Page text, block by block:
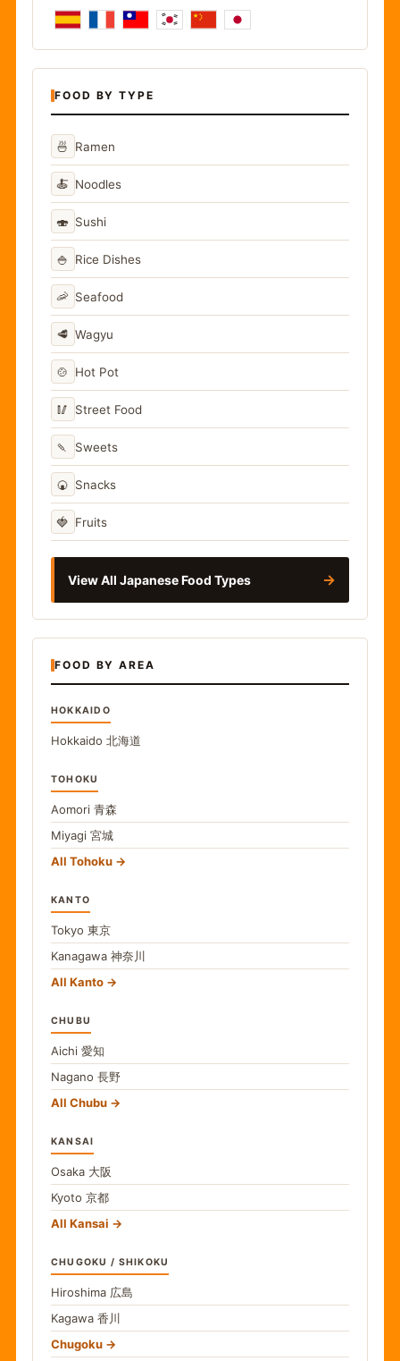
FOOD BY TYPE
🍜 Ramen
🍝 Noodles
🍣 Sushi
🍚 Rice Dishes
🦐 Seafood
🥩 Wagyu
🍲 Hot Pot
🥢 Street Food
🍡 Sweets
🍘 Snacks
🍓 Fruits
View All Japanese Food Types →
FOOD BY AREA
HOKKAIDO
Hokkaido 北海道
TOHOKU
Aomori 青森
Miyagi 宮城
All Tohoku
KANTO
Tokyo 東京
Kanagawa 神奈川
All Kanto
CHUBU
Aichi 愛知
Nagano 長野
All Chubu
KANSAI
Osaka 大阪
Kyoto 京都
All Kansai
CHUGOKU / SHIKOKU
Hiroshima 広島
Kagawa 香川
Chugoku